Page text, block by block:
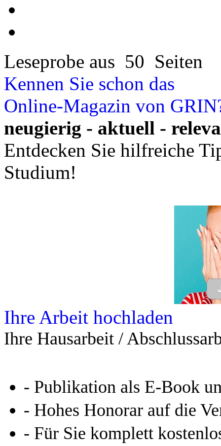
Leseprobe aus 50 Seiten
Kennen Sie schon das
Online-Magazin von
neugierig - aktuell -
Entdecken Sie hilfreiche
Studium!
Ihre Arbeit hochladen
Ihre Hausarbeit /
- Publikation als E-Book
- Hohes Honorar auf die
- Für Sie komplett